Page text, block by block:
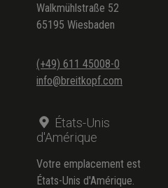
Walkmühlstraße 52
65195 Wiesbaden
(+49) 611 45008-0
info@breitkopf.com
États-Unis
d'Amérique
Votre emplacement est
États-Unis d'Amérique.